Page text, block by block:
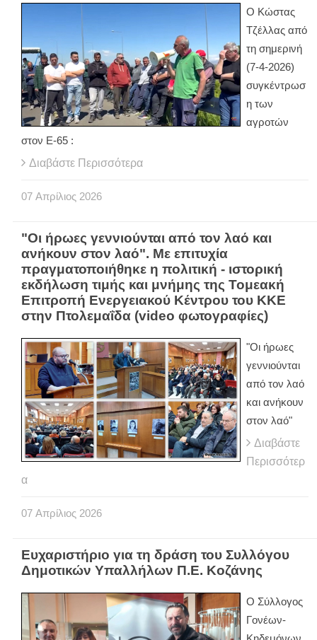
Ο Κώστας
Τζέλλας από
τη σημερινή
(7-4-2026)
συγκέντρωσ
η των
αγροτών
στον Ε-65 :
Διαβάστε Περισσότερα
07 Απρίλιος 2026
"Οι ήρωες γεννιούνται από τον λαό και
ανήκουν στον λαό". Με επιτυχία
πραγματοποιήθηκε η πολιτική - ιστορική
εκδήλωση τιμής και μνήμης της Τομεακή
Επιτροπή Ενεργειακού Κέντρου του ΚΚΕ
στην Πτολεμαΐδα (video φωτογραφίες)
"Οι ήρωες
γεννιούνται
από τον λαό
και ανήκουν
στον λαό"
Διαβάστε
Περισσότερ
α
07 Απρίλιος 2026
Ευχαριστήριο για τη δράση του Συλλόγου
Δημοτικών Υπαλλήλων Π.Ε. Κοζάνης
Ο Σύλλογος
Γονέων-